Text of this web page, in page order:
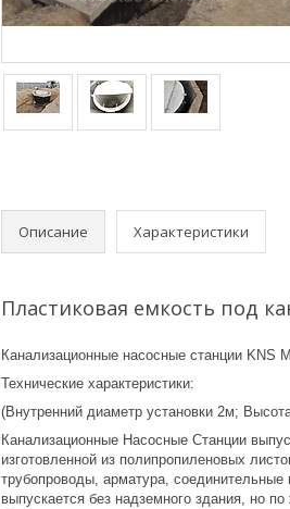
Описание Характеристики
Пластиковая емкость под
Канализационные насосные станции KNS
Технические характеристики:
(Внутренний диаметр установки 2м;
Канализационные Насосные Станции
изготовленной из полипропиленовых
трубопроводы, арматура,
выпускается без надземного здания, но